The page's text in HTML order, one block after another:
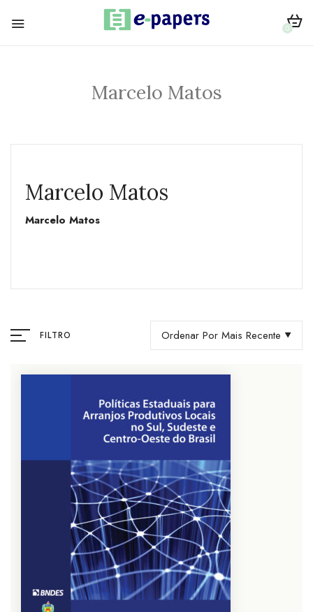
0
Marcelo Matos
Marcelo Matos
Marcelo Matos
FILTRO Ordenar Por Mais Recente